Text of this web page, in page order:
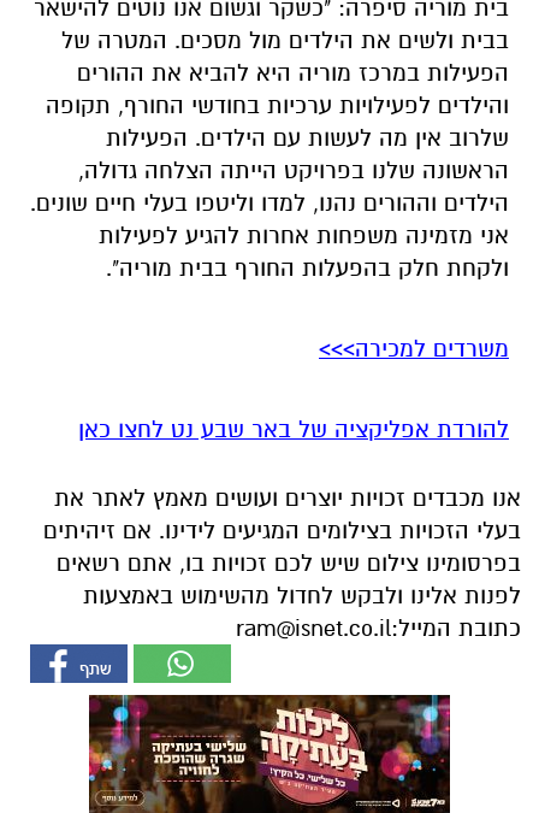
שלרוב אין מה לעשות עם הילדים. הפעילות
הראשונה שלנו בפרויקט הייתה הצלחה גדולה,
הילדים וההורים נהנו, למדו וליטפו בעלי חיים שונים.
אני מזמינה משפחות אחרות להגיע לפעילות
ולקחת חלק בהפעלות החורף בבית מוריה".
משרדים למכירה>>>
בפרסומינו צילום שיש לכם זכויות בו, אתם רשאים
כתובת המייל:ram@isnet.co.il
אולי יעניין אותך גם